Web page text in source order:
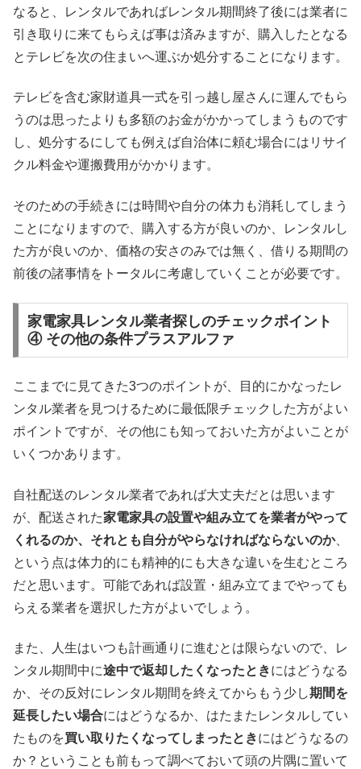
なると、レンタルであればレンタル期間終了後には業者に
引き取りに来てもらえば事は済みますが、購入したとなる
とテレビを次の住まいへ運ぶか処分することになります。
テレビを含む家財道具一式を引っ越し屋さんに運んでもら
うのは思ったよりも多額のお金がかかってしまうものです
し、処分するにしても例えば自治体に頼む場合にはリサイ
クル料金や運搬費用がかかります。
そのための手続きには時間や自分の体力も消耗してしまう
ことになりますので、購入する方が良いのか、レンタルし
た方が良いのか、価格の安さのみでは無く、借りる期間の
前後の諸事情をトータルに考慮していくことが必要です。
家電家具レンタル業者探しのチェックポイント
④ その他の条件プラスアルファ
ここまでに見てきた3つのポイントが、目的にかなったレ
ンタル業者を見つけるために最低限チェックした方がよい
ポイントですが、その他にも知っておいた方がよいことが
いくつかあります。
自社配送のレンタル業者であれば大丈夫だとは思います
が、配送された家電家具の設置や組み立てを業者がやって
くれるのか、それとも自分がやらなければならないのか、
という点は体力的にも精神的にも大きな違いを生むところ
だと思います。可能であれば設置・組み立てまでやっても
らえる業者を選択した方がよいでしょう。
また、人生はいつも計画通りに進むとは限らないので、レ
ンタル期間中に途中で返却したくなったときにはどうなる
か、その反対にレンタル期間を終えてからもう少し期間を
延長したい場合にはどうなるか、はたまたレンタルしてい
たものを買い取りたくなってしまったときにはどうなるの
か？ということも前もって調べておいて頭の片隅に置いて